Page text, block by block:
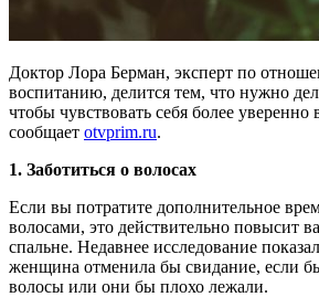
Доктор Лора Берман, эксперт по
воспитанию, делится тем, что нужно
чтобы чувствовать себя более уверенно
сообщает otvprim.ru.
1. Заботиться о волосах
Если вы потратите дополнительное
волосами, это действительно повысит
спальне. Недавнее исследование
женщина отменила бы свидание, если
волосы или они бы плохо лежали.